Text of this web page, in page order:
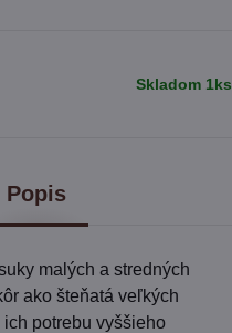
Popis
malých a stredných
ako šteňatá veľkých
potrebu vyššieho
Skladom 1ks